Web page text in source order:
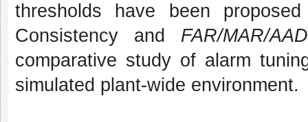
thresholds have been
Consistency and FAR/MAR/AAD
comparative study of alarm
simulated plant-wide environment.